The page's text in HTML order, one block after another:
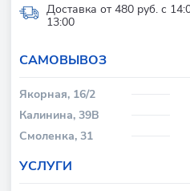
Доставка от 480 руб. с
13:00
CАМОВЫВОЗ
Якорная, 16/2
Калинина, 39В
Смоленка, 31
УСЛУГИ